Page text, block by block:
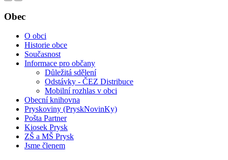
Obec
O obci
Historie obce
Současnost
Informace pro občany
Důležitá sdělení
Odstávky - ČEZ Distribuce
Mobilní rozhlas v obci
Obecní knihovna
Pryskoviny (PryskNovinKy)
Pošta Partner
Kiosek Prysk
ZŠ a MŠ Prysk
Jsme členem